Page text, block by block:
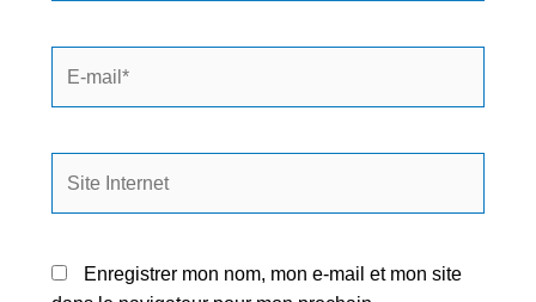
Enregistrer mon nom, mon e-mail et mon site